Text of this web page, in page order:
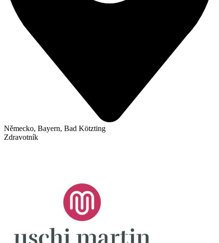
Německo, Bayern, Bad Kötzting
Zdravotník